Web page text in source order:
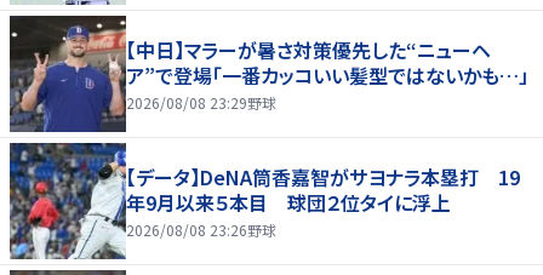
【中日】マラーが暑さ対策優先した“ニューヘ
ア”で登場「一番カッコいい髪型ではないかも…」
2026/08/08 23:29野球
【データ】DeNA筒香嘉智がサヨナラ本塁打 19
年9月以来５本目 球団２位タイに浮上
2026/08/08 23:26野球